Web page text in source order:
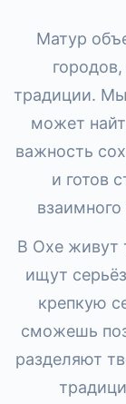
Матур
традиции.
может
важность
и готов
В Охе живут
ищут
крепкую
сможешь
разделяют